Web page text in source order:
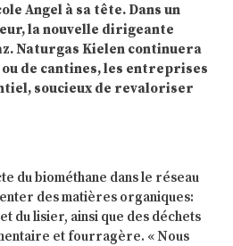
Angel à sa tête. Dans un
la nouvelle dirigeante
Naturgas Kielen continuera
de cantines, les entreprises
soucieux de revaloriser
du biométhane dans le réseau
des matières organiques:
du lisier, ainsi que des déchets
et fourragère. « Nous